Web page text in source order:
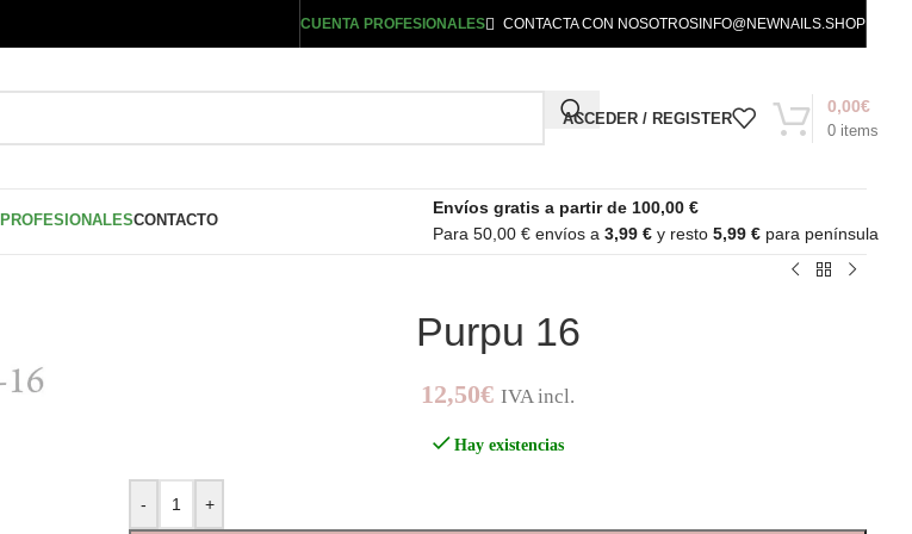
CUENTA PROFESIONALES CONTACTA CON NOSOTROS INFO@NEWNAILS.SHOP
ACCEDER / REGISTER
0 items
0,00€
PROFESIONALESCONTACTO
Envíos gratis a partir de 100,00 €
Para 50,00 € envíos a3,99 € y resto5,99 € para península
Purpu 16
12,50€ IVA incl.
Hay existencias
- +